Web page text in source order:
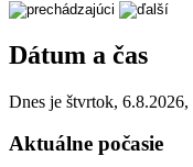
Dátum a čas
Dnes je štvrtok, 6.8.2026,
Aktuálne počasie